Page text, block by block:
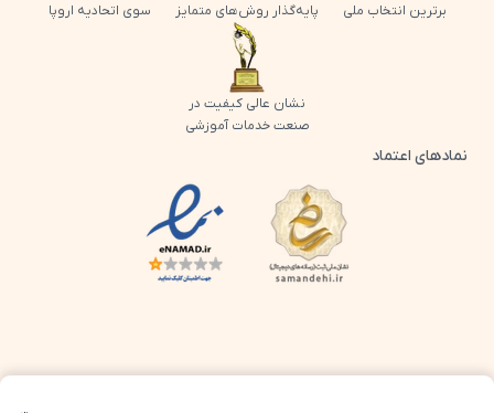
برترین انتخاب ملی
پایه‌گذار روش‌های متمایز
سوی اتحادیه اروپا
نشان عالی کیفیت در
صنعت خدمات آموزشی
نمادهای اعتماد
لوگو اینماد پرش